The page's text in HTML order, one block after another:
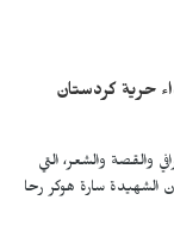
حرية كردستان
والقصة والشعر، التي
الشهيدة سارة هوكر رحا